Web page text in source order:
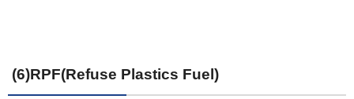
(6)RPF(Refuse Plastics Fuel)